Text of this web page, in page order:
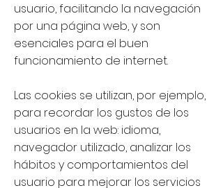
usuario, facilitando la navegación
por una página web, y son
esenciales para el buen
funcionamiento de internet.
Las cookies se utilizan, por ejemplo,
para recordar los gustos de los
usuarios en la web: idioma,
navegador utilizado, analizar los
hábitos y comportamientos del
usuario para mejorar los servicios